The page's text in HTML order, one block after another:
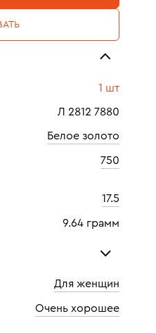
1 шт
Л 2812 7880
Белое золото
750
17.5
9.64 грамм
45 шт
Для женщин
Очень хорошее